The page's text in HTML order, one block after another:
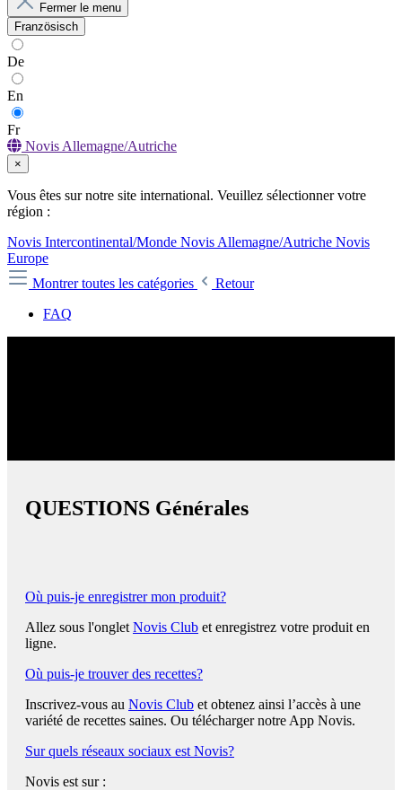
Fermer le menu
Französisch
De
En
Fr
Novis Allemagne/Autriche
×
Vous êtes sur notre site international. Veuillez sélectionner votre
région :
Novis Intercontinental/Monde Novis Allemagne/Autriche Novis
Europe
Montrer toutes les catégories
Retour
FAQ
QUESTIONS Générales
Où puis-je enregistrer mon produit?
Allez sous l'onglet Novis Club et enregistrez votre produit en
ligne.
Où puis-je trouver des recettes?
Inscrivez-vous au Novis Club et obtenez ainsi l’accès à une
variété de recettes saines. Ou télécharger notre App Novis.
Sur quels réseaux sociaux est Novis?
Novis est sur :